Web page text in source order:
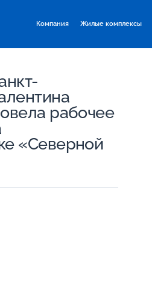
Компания Жилые комплексы
рабочее
«Северной